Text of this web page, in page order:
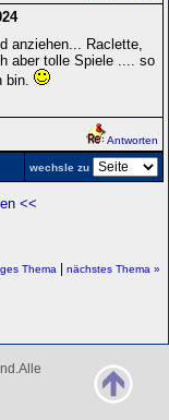
anziehen... Raclette,
aber tolle Spiele .... so
bin.
Antworten
wechsle zu
<<
Thema nächstes Thema »